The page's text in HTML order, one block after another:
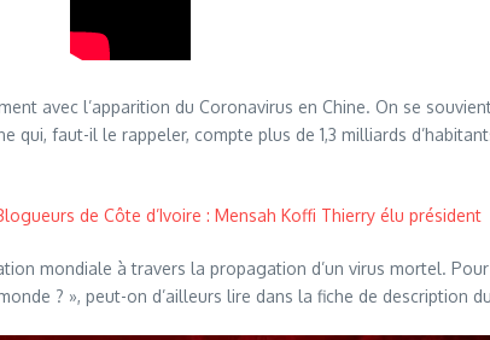
avec l’apparition du Coronavirus en Chine. On se
faut-il le rappeler, compte plus de 1,3 milliards
de Côte d’Ivoire : Mensah Koffi Thierry élu président
mondiale à travers la propagation d’un virus mortel.
? », peut-on d’ailleurs lire dans la fiche de description